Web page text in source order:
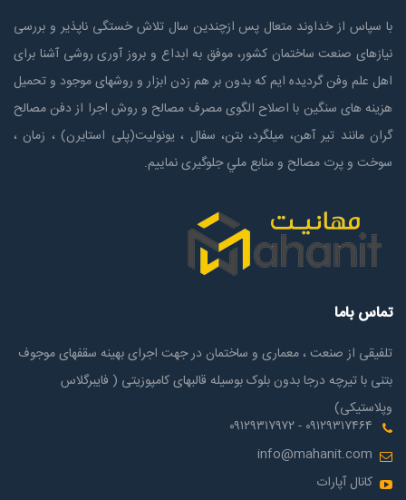
با سپاس از خداوند متعال پس ازچندين سال تلاش خستگی ناپذير و بررسی
نیازهای صنعت ساختمان كشور، موفق به ابداع و بروز آوری روشی آشنا برای
اهل علم وفن گردیده ایم که بدون بر هم زدن ابزار و روشهای موجود و تحمیل
هزینه های سنگین با اصلاح الگوی مصرف مصالح و روش اجرا از دفن مصالح
گران مانند تیر آهن، میلگرد، بتن، سفال ، یونولیت(پلی استايرن) ، زمان ،
سوخت و پرت مصالح و منابع ملي جلوگیری نماییم.
تماس باما
تلفیقی از صنعت ، معماری و ساختمان در جهت اجرای بهینه سقفهای موجوف
بتنی با تیرچه درجا بدون بلوک بوسیله قالبهای کامپوزیتی ( فایبرگلاس
وپلاستیکی)
۰۹۱۲۹۳۱۷۴۶۴ - ۰۹۱۲۹۳۱۷۹۷۲
info@mahanit.com
کانال آپارات